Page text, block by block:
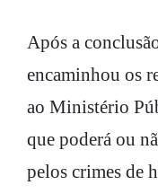
Após a
encaminhou os
ao Ministério
que poderá ou
pelos crimes de